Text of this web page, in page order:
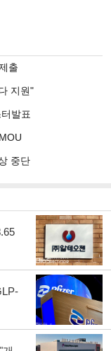
출
지원"
발표
중단